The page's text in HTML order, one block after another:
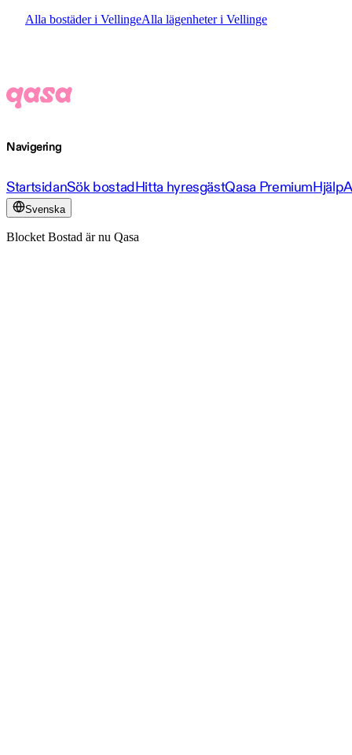
Alla bostäder i VellingeAlla lägenheter i Vellinge
Navigering
StartsidanSök bostadHitta hyresgästQasa PremiumHjälp
Svenska
Blocket Bostad är nu Qasa